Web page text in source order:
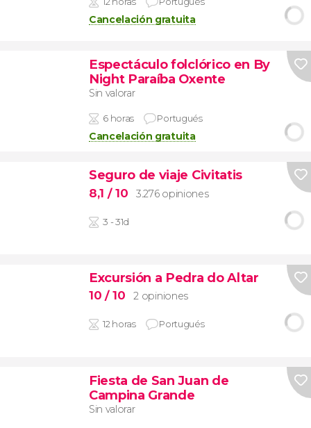
Cancelación gratuita
Espectáculo folclórico en By
Night Paraíba Oxente
Sin valorar
6 horas Portugués
Cancelación gratuita
Seguro de viaje Civitatis
8,1 / 10 3.276 opiniones
3 - 31d
Excursión a Pedra do Altar
10 / 10 2 opiniones
12 horas Portugués
Fiesta de San Juan de
Campina Grande
Sin valorar